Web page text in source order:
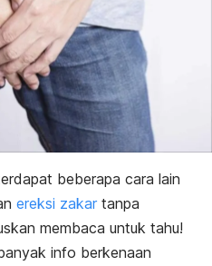
beberapa cara lain
ereksi zakar tanpa
membaca untuk tahu!
info berkenaan